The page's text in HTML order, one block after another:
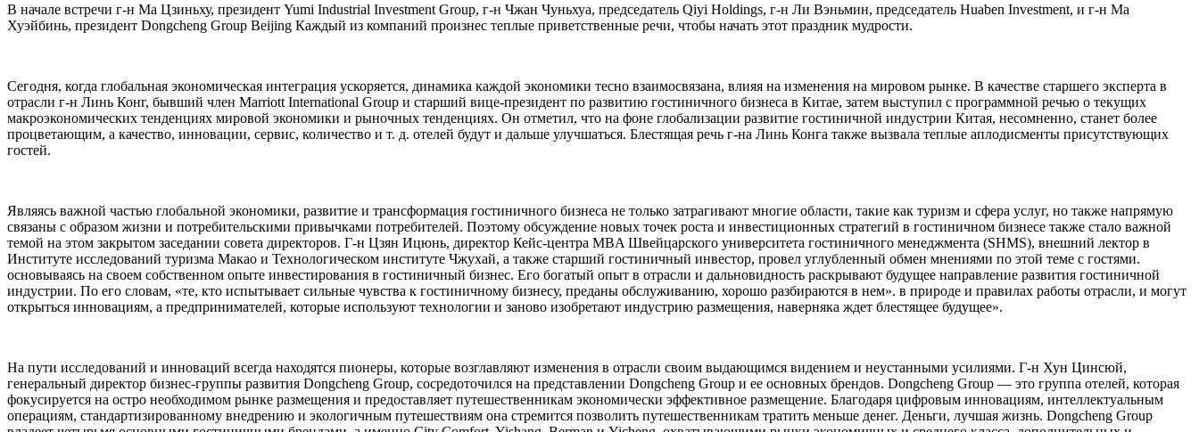
В начале встречи г-н Ма Цзиньху, президент Yumi Industrial Investment Group, г-н Чжан Чуньхуа, председатель Qiyi Holdings, г-н Ли Вэньмин, председатель Huaben Investment, и г-н Ма
Хуэйбинь, президент Dongcheng Group Beijing Каждый из компаний произнес теплые приветственные речи, чтобы начать этот праздник мудрости.
Сегодня, когда глобальная экономическая интеграция ускоряется, динамика каждой экономики тесно взаимосвязана, влияя на изменения на мировом рынке. В качестве старшего эксперта в
отрасли г-н Линь Конг, бывший член Marriott International Group и старший вице-президент по развитию гостиничного бизнеса в Китае, затем выступил с программной речью о текущих
макроэкономических тенденциях мировой экономики и рыночных тенденциях. Он отметил, что на фоне глобализации развитие гостиничной индустрии Китая, несомненно, станет более
процветающим, а качество, инновации, сервис, количество и т. д. отелей будут и дальше улучшаться. Блестящая речь г-на Линь Конга также вызвала теплые аплодисменты присутствующих
гостей.
Являясь важной частью глобальной экономики, развитие и трансформация гостиничного бизнеса не только затрагивают многие области, такие как туризм и сфера услуг, но также напрямую
связаны с образом жизни и потребительскими привычками потребителей. Поэтому обсуждение новых точек роста и инвестиционных стратегий в гостиничном бизнесе также стало важной
темой на этом закрытом заседании совета директоров. Г-н Цзян Ицюнь, директор Кейс-центра MBA Швейцарского университета гостиничного менеджмента (SHMS), внешний лектор в
Институте исследований туризма Макао и Технологическом институте Чжухай, а также старший гостиничный инвестор, провел углубленный обмен мнениями по этой теме с гостями.
основываясь на своем собственном опыте инвестирования в гостиничный бизнес. Его богатый опыт в отрасли и дальновидность раскрывают будущее направление развития гостиничной
индустрии. По его словам, «те, кто испытывает сильные чувства к гостиничному бизнесу, преданы обслуживанию, хорошо разбираются в нем». в природе и правилах работы отрасли, и могут
открыться инновациям, а предпринимателей, которые используют технологии и заново изобретают индустрию размещения, наверняка ждет блестящее будущее».
На пути исследований и инноваций всегда находятся пионеры, которые возглавляют изменения в отрасли своим выдающимся видением и неустанными усилиями. Г-н Хун Цинсюй,
генеральный директор бизнес-группы развития Dongcheng Group, сосредоточился на представлении Dongcheng Group и ее основных брендов. Dongcheng Group — это группа отелей, которая
фокусируется на остро необходимом рынке размещения и предоставляет путешественникам экономически эффективное размещение. Благодаря цифровым инновациям, интеллектуальным
операциям, стандартизированному внедрению и экологичным путешествиям она стремится позволить путешественникам тратить меньше денег. Деньги, лучшая жизнь. Dongcheng Group